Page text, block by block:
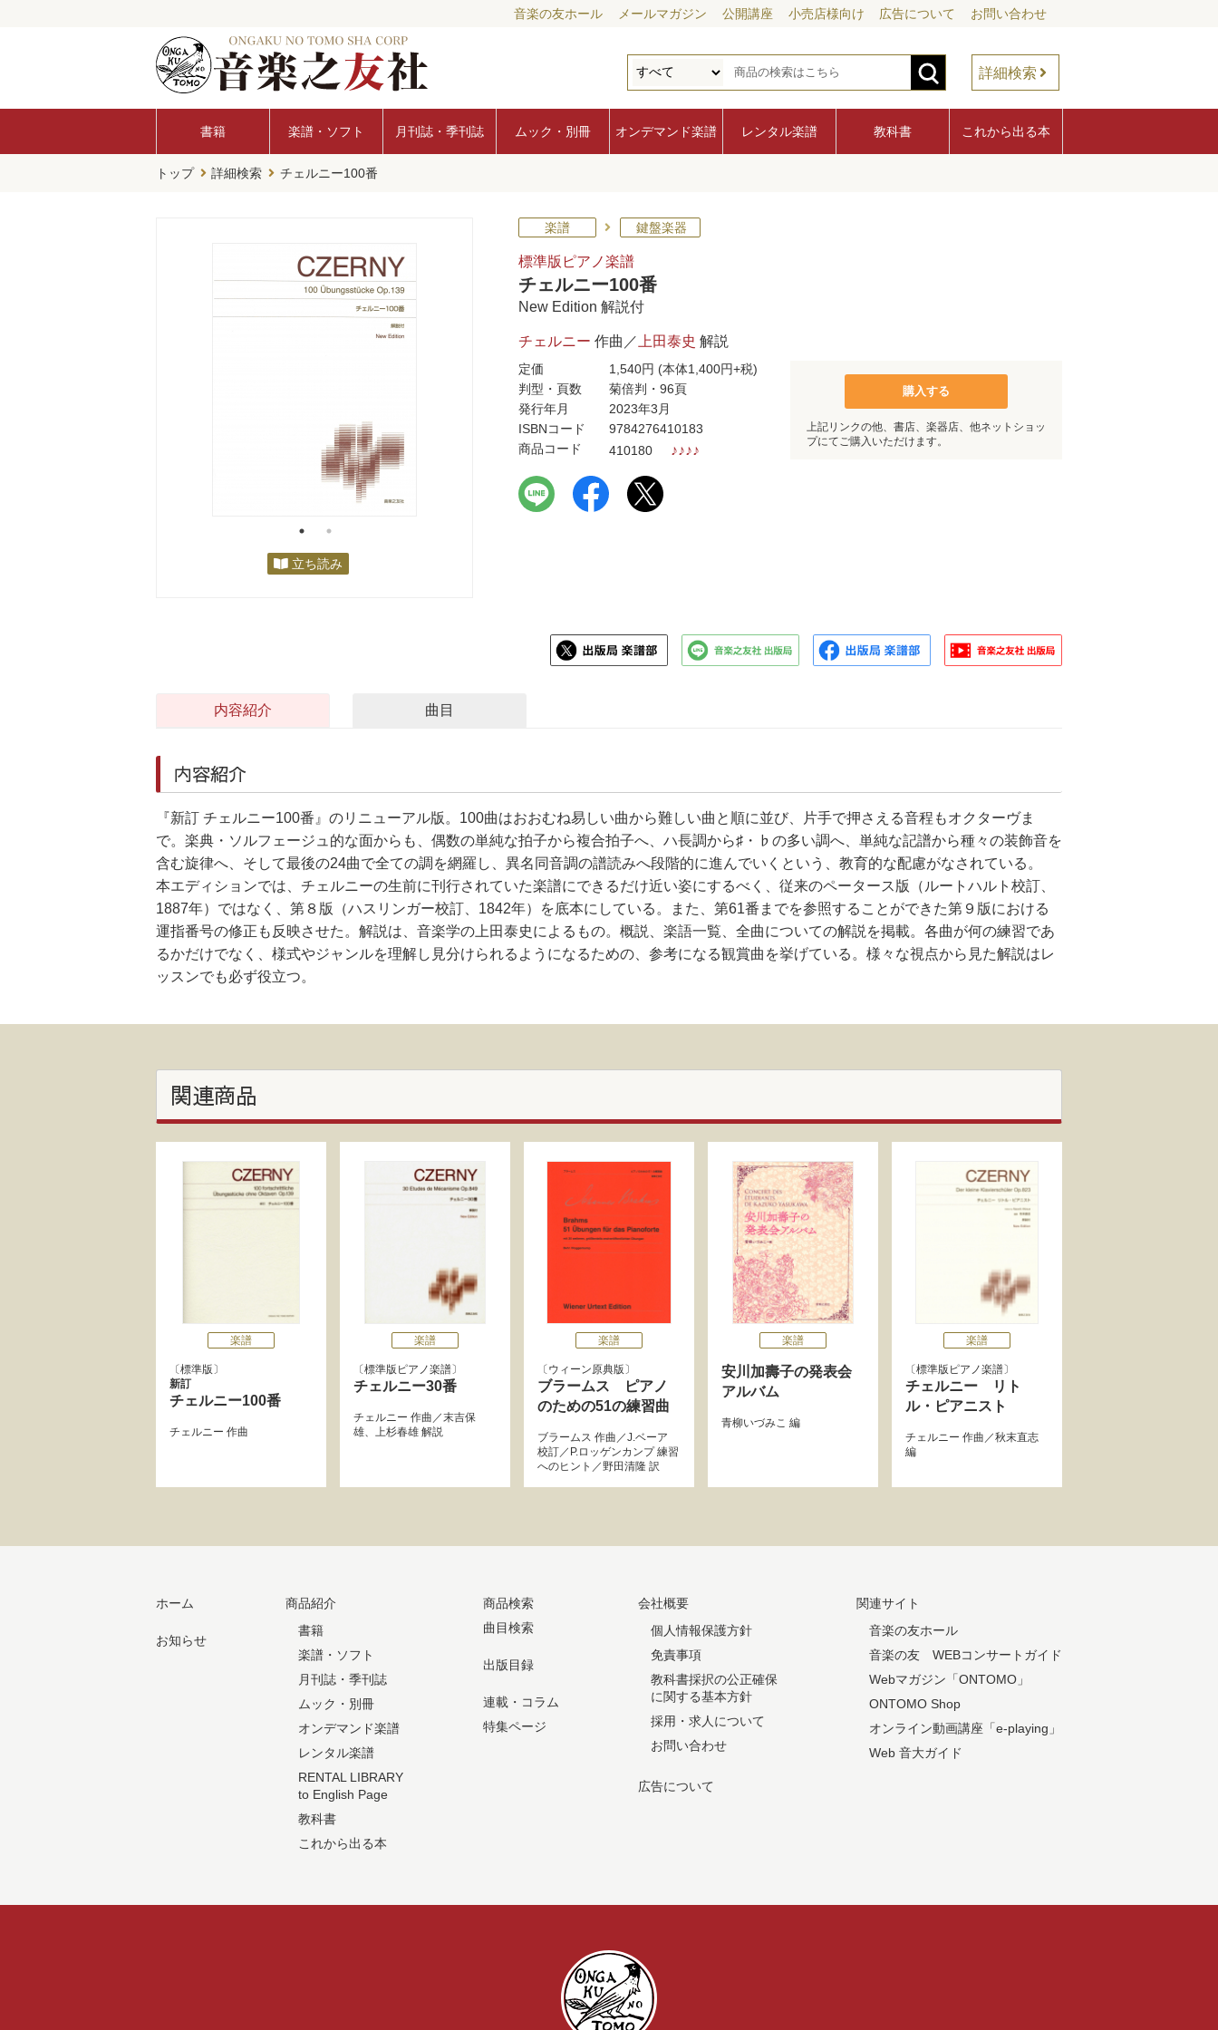
音楽の友ホール メールマガジン 公開講座 小売店様向け 広告について お問い合わせ
詳細検索
書籍 楽譜・ソフト 月刊誌・季刊誌 ムック・別冊 オンデマンド楽譜 レンタル楽譜 教科書 これから出る本
トップ 詳細検索 チェルニー100番
立ち読み
楽譜 鍵盤楽器
標準版ピアノ楽譜
チェルニー100番
New Edition 解説付
チェルニー 作曲／ 上田泰史 解説
定価 1,540円 (本体1,400円+税)
判型・頁数
菊倍判・96頁
発行年月
2023年3月
ISBNコード
9784276410183
商品コード
410180 ♪♪♪♪
購入する
上記リンクの他、書店、楽器店、他ネットショッ
プにてご購入いただけます。
内容紹介 曲目
内容紹介
『新訂 チェルニー100番』のリニューアル版。100曲はおおむね易しい曲から難しい曲と順に並び、片手で押さえる音程もオクターヴま
で。楽典・ソルフェージュ的な面からも、偶数の単純な拍子から複合拍子へ、ハ長調から♯・♭の多い調へ、単純な記譜から種々の装飾音を
含む旋律へ、そして最後の24曲で全ての調を網羅し、異名同音調の譜読みへ段階的に進んでいくという、教育的な配慮がなされている。
本エディションでは、チェルニーの生前に刊行されていた楽譜にできるだけ近い姿にするべく、従来のペータース版（ルートハルト校訂、
1887年）ではなく、第８版（ハスリンガー校訂、1842年）を底本にしている。また、第61番までを参照することができた第９版における
運指番号の修正も反映させた。解説は、音楽学の上田泰史によるもの。概説、楽語一覧、全曲についての解説を掲載。各曲が何の練習であ
るかだけでなく、様式やジャンルを理解し見分けられるようになるための、参考になる観賞曲を挙げている。様々な視点から見た解説はレ
ッスンでも必ず役立つ。
関連商品
楽譜
標準版
新訂
チェルニー100番
チェルニー 作曲
楽譜
標準版ピアノ楽譜
チェルニー30番
チェルニー 作曲／末吉保
雄、 上杉春雄 解説
楽譜
ウィーン原典版
ブラームス ピアノ
のための51の練習曲
ブラームス 作曲／J.ベーア
校訂／ P.ロッゲンカンプ練習
へのヒント／野田清隆 訳
楽譜
安川加壽子の発表会
アルバム
青柳いづみこ 編
楽譜
標準版ピアノ楽譜
チェルニー リト
ル・ピアニスト
チェルニー 作曲／秋末直志
編
ホーム
お知らせ
商品紹介
書籍
楽譜・ソフト
月刊誌・季刊誌
ムック・別冊
オンデマンド楽譜
レンタル楽譜
RENTAL LIBRARY
to English Page
教科書
これから出る本
商品検索
曲目検索
出版目録
連載・コラム
特集ページ
会社概要
個人情報保護方針
免責事項
教科書採択の公正確保
に関する基本方針
採用・求人について
お問い合わせ
広告について
関連サイト
音楽の友ホール
音楽の友 WEBコンサートガイド
Webマガジン「ONTOMO」
ONTOMO Shop
オンライン動画講座「e-playing」
Web 音大ガイド